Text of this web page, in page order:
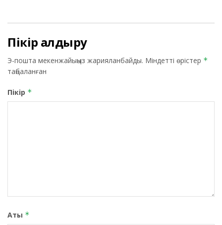
Пікір қалдыру
Э-пошта мекенжайыңыз жарияланбайды. Міндетті өрістер *
таңбаланған
Пікір *
Аты *